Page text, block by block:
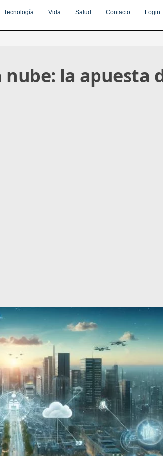
Tecnología Vida Salud Contacto Login
la apuesta